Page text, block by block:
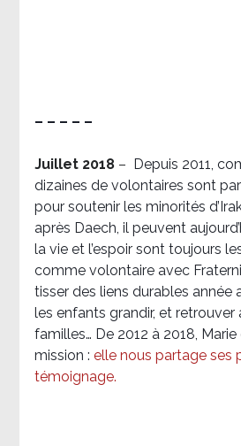
– – – – –
Juillet 2018 –
Depuis 2011,
dizaines de volontaires sont
pour soutenir les minorités
après Daech, il peuvent
la vie et l’espoir sont toujours
comme volontaire avec
tisser des liens durables année
les enfants grandir, et retrouver
familles… De 2012 à 2018,
mission : elle nous partage ses
témoignage.